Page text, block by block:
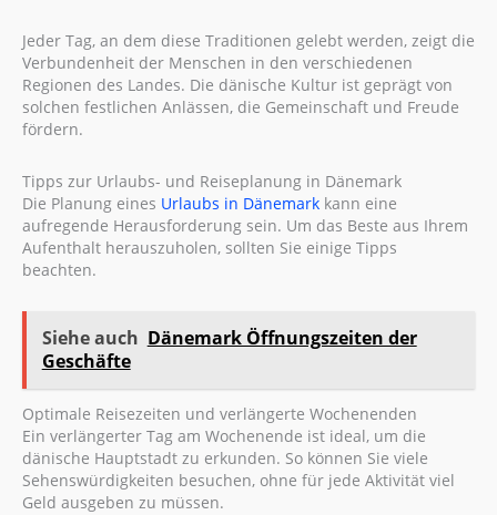
Jeder Tag, an dem diese Traditionen gelebt werden, zeigt die
Verbundenheit der Menschen in den verschiedenen
Regionen des Landes. Die dänische Kultur ist geprägt von
solchen festlichen Anlässen, die Gemeinschaft und Freude
fördern.
Tipps zur Urlaubs- und Reiseplanung in Dänemark
Die Planung eines Urlaubs in Dänemark kann eine
aufregende Herausforderung sein. Um das Beste aus Ihrem
Aufenthalt herauszuholen, sollten Sie einige Tipps
beachten.
Siehe auch Dänemark Öffnungszeiten der
Geschäfte
Optimale Reisezeiten und verlängerte Wochenenden
Ein verlängerter Tag am Wochenende ist ideal, um die
dänische Hauptstadt zu erkunden. So können Sie viele
Sehenswürdigkeiten besuchen, ohne für jede Aktivität viel
Geld ausgeben zu müssen.